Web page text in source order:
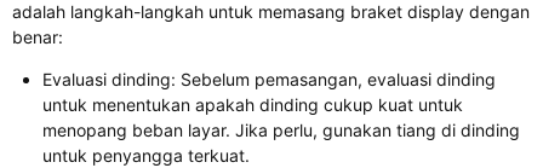
adalah langkah-langkah untuk memasang braket display dengan
benar:
Evaluasi dinding: Sebelum pemasangan, evaluasi dinding
untuk menentukan apakah dinding cukup kuat untuk
menopang beban layar. Jika perlu, gunakan tiang di dinding
untuk penyangga terkuat.